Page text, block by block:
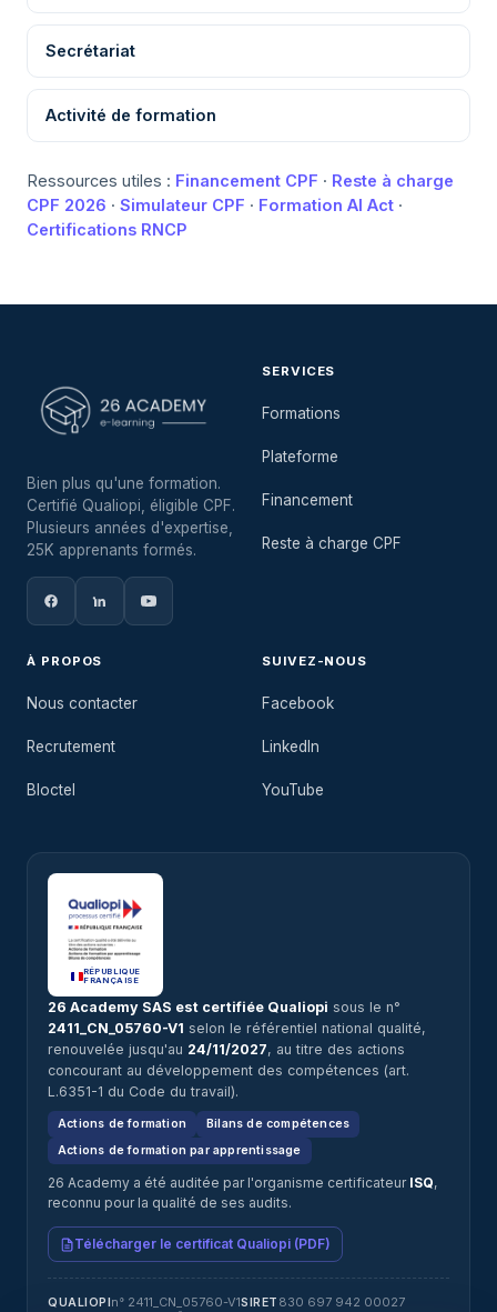
Secrétariat
Activité de formation
Ressources utiles : Financement CPF · Reste à charge
CPF 2026 · Simulateur CPF · Formation AI Act ·
Certifications RNCP
Bien plus qu'une formation.
Certifié Qualiopi, éligible CPF.
Plusieurs années d'expertise,
25K apprenants formés.
SERVICES
Formations
Plateforme
Financement
Reste à charge CPF
À PROPOS
Nous contacter
Recrutement
Bloctel
SUIVEZ-NOUS
Facebook
LinkedIn
YouTube
RÉPUBLIQUE
FRANÇAISE
26 Academy SAS est certifiée Qualiopi sous le n°
2411_CN_05760-V1 selon le référentiel national qualité,
renouvelée jusqu'au 24/11/2027, au titre des actions
concourant au développement des compétences (art.
L.6351-1 du Code du travail).
Actions de formation
Bilans de compétences
Actions de formation par apprentissage
26 Academy a été auditée par l'organisme certificateur ISQ,
reconnu pour la qualité de ses audits.
Télécharger le certificat Qualiopi (PDF)
QUALIOPIn° 2411_CN_05760-V1SIRET 830 697 942 00027